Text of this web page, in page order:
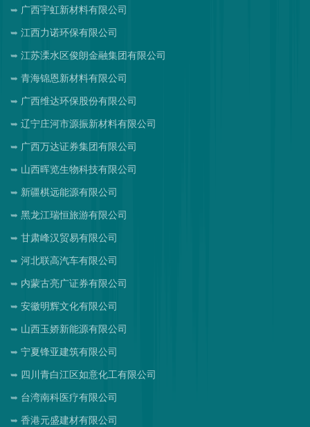
广西宇虹新材料有限公司
江西力诺环保有限公司
江苏溧水区俊朗金融集团有限公司
青海锦恩新材料有限公司
广西维达环保股份有限公司
辽宁庄河市源振新材料有限公司
广西万达证券集团有限公司
山西晖览生物科技有限公司
新疆棋远能源有限公司
黑龙江瑞恒旅游有限公司
甘肃峰汉贸易有限公司
河北联高汽车有限公司
内蒙古亮广证券有限公司
安徽明辉文化有限公司
山西玉娇新能源有限公司
宁夏锋亚建筑有限公司
四川青白江区如意化工有限公司
台湾南科医疗有限公司
香港元盛建材有限公司